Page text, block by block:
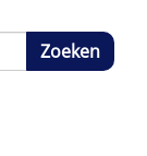
Zoeken